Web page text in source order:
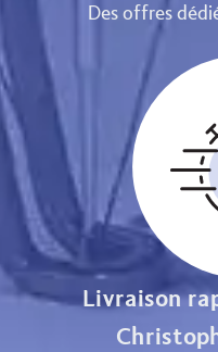
Des offres
Livraison